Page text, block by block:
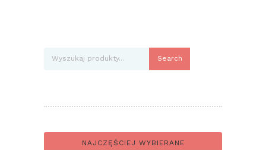
Search
NAJCZĘŚCIEJ WYBIERANE